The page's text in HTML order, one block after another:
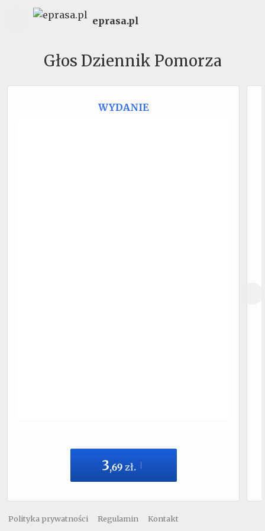
eprasa.pl
Głos Dziennik Pomorza
WYDANIE
3,69 zł.
Polityka prywatności Regulamin Kontakt